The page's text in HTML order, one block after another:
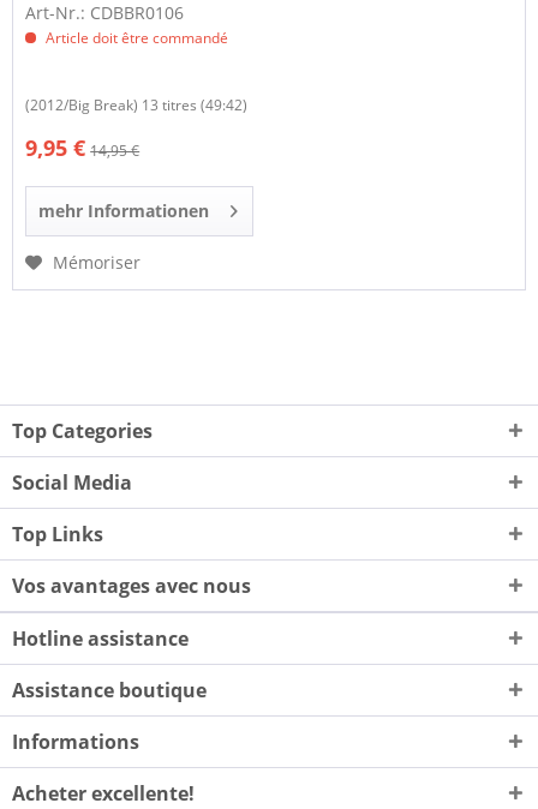
Art-Nr.: CDBBR0106
Article doit être commandé
(2012/Big Break) 13 titres (49:42)
9,95 € 14,95 €
mehr Informationen
Mémoriser
Top Categories
Social Media
Top Links
Vos avantages avec nous
Hotline assistance
Assistance boutique
Informations
Acheter excellente!